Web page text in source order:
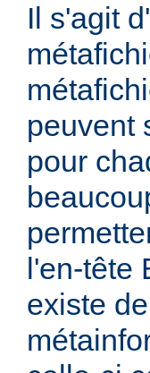
Il s'agit
peuvent
pour
l'en-tête
existe